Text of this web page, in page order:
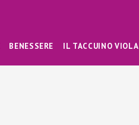
BENESSERE IL TACCUINO VIOLA